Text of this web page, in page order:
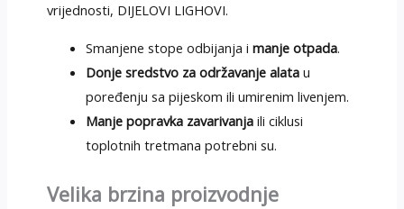
vrijednosti, DIJELOVI LIGHOVI.
Smanjene stope odbijanja imanje otpada.
Donje sredstvo za održavanje alata u
poređenju sa pijeskom ili umirenim livenjem.
Manje popravka zavarivanja ili ciklusi
toplotnih tretmana potrebni su.
Velika brzina proizvodnje